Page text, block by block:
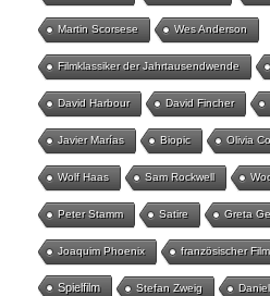
Martin Scorsese Wes Anderson
Filmklassiker der Jahrtausendwende
David Harbour David Fincher
Javier Marías Biopic Olivia
Wolf Haas Sam Rockwell
Peter Stamm Satire Greta
Joaquim Phoenix französischer Film
Spielfilm Stefan Zweig